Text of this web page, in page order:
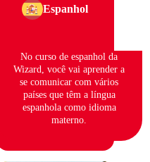
Espanhol
No curso de espanhol da
Wizard, você vai aprender a
se comunicar com vários
países que têm a língua
espanhola como idioma
materno.